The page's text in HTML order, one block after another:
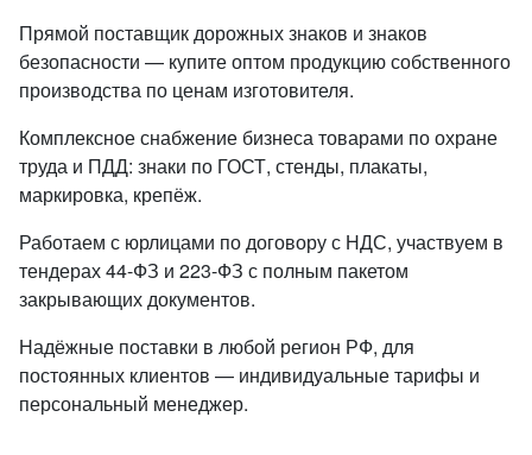
Прямой поставщик дорожных знаков и знаков
безопасности — купите оптом продукцию собственного
производства по ценам изготовителя.
Комплексное снабжение бизнеса товарами по охране
труда и ПДД: знаки по ГОСТ, стенды, плакаты,
маркировка, крепёж.
Работаем с юрлицами по договору с НДС, участвуем в
тендерах 44-ФЗ и 223-ФЗ с полным пакетом
закрывающих документов.
Надёжные поставки в любой регион РФ, для
постоянных клиентов — индивидуальные тарифы и
персональный менеджер.